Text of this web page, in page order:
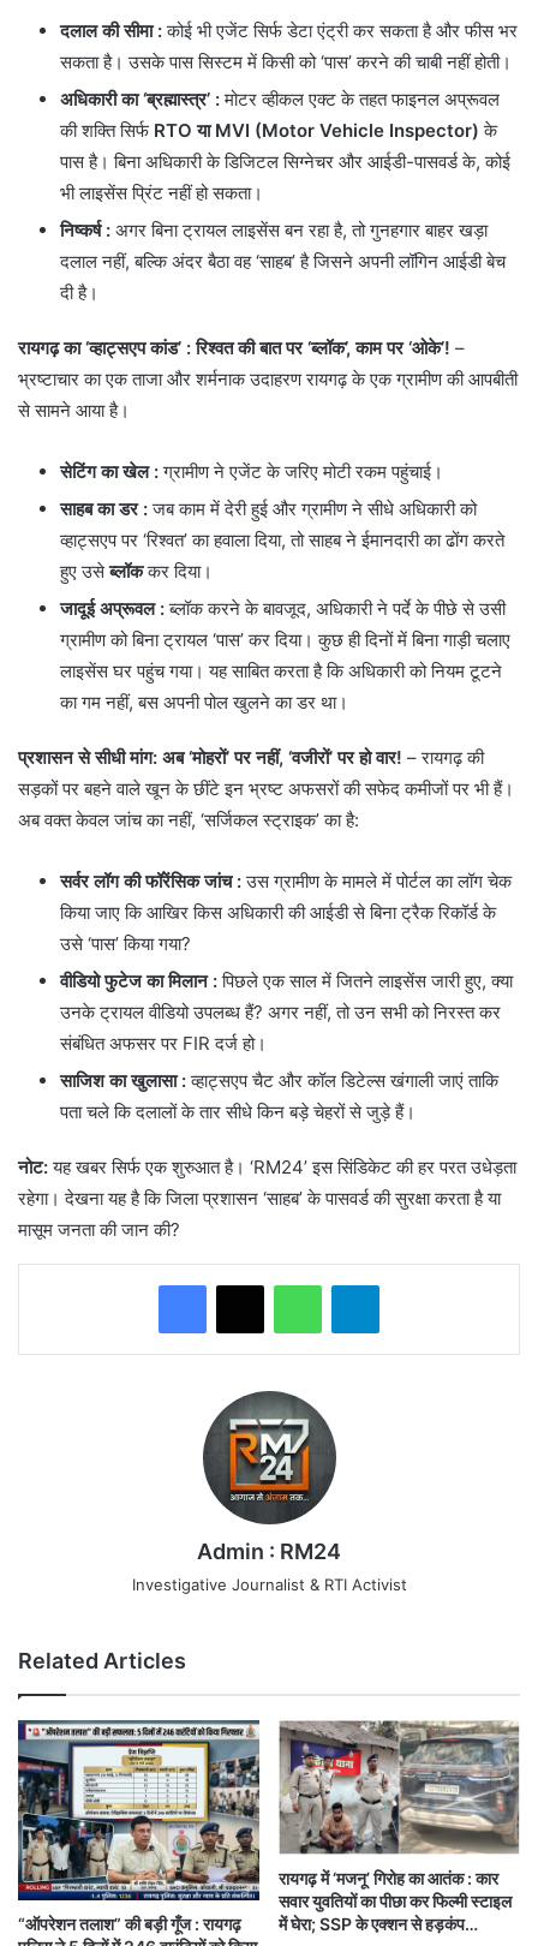
दलाल की सीमा :कोई भी एजेंट सिर्फ डेटा एंट्री कर सकता है और फीस भर
सकता है। उसके पास सिस्टम में किसी को ‘पास’ करने की चाबी नहीं होती।
अधिकारी का ‘ब्रह्मास्त्र’ :मोटर व्हीकल एक्ट के तहत फाइनल अप्रूवल
की शक्ति सिर्फ RTO या MVI (Motor Vehicle Inspector) के
पास है। बिना अधिकारी के डिजिटल सिग्नेचर और आईडी-पासवर्ड के, कोई
भी लाइसेंस प्रिंट नहीं हो सकता।
निष्कर्ष : अगर बिना ट्रायल लाइसेंस बन रहा है, तो गुनहगार बाहर खड़ा
दलाल नहीं, बल्कि अंदर बैठा वह ‘साहब’ है जिसने अपनी लॉगिन आईडी बेच
दी है।
रायगढ़ का ‘व्हाट्सएप कांड’ : रिश्वत की बात पर ‘ब्लॉक’, काम पर ‘ओके’! –
भ्रष्टाचार का एक ताजा और शर्मनाक उदाहरण रायगढ़ के एक ग्रामीण की आपबीती
से सामने आया है।
सेटिंग का खेल :ग्रामीण ने एजेंट के जरिए मोटी रकम पहुंचाई।
साहब का डर :जब काम में देरी हुई और ग्रामीण ने सीधे अधिकारी को
व्हाट्सएप पर ‘रिश्वत’ का हवाला दिया, तो साहब ने ईमानदारी का ढोंग करते
हुए उसेब्लॉककर दिया।
जादूई अप्रूवल :ब्लॉक करने के बावजूद, अधिकारी ने पर्दे के पीछे से उसी
ग्रामीण को बिना ट्रायल ‘पास’ कर दिया। कुछ ही दिनों में बिना गाड़ी चलाए
लाइसेंस घर पहुंच गया। यह साबित करता है कि अधिकारी को नियम टूटने
का गम नहीं, बस अपनी पोल खुलने का डर था।
प्रशासन से सीधी मांग: अब ‘मोहरों’ पर नहीं, ‘वजीरों’ पर हो वार! – रायगढ़ की
सड़कों पर बहने वाले खून के छींटे इन भ्रष्ट अफसरों की सफेद कमीजों पर भी हैं।
अब वक्त केवल जांच का नहीं, ‘सर्जिकल स्ट्राइक’ का है:
सर्वर लॉग की फॉरेंसिक जांच :उस ग्रामीण के मामले में पोर्टल का लॉग चेक
किया जाए कि आखिर किस अधिकारी की आईडी से बिना ट्रैक रिकॉर्ड के
उसे ‘पास’ किया गया?
वीडियो फुटेज का मिलान :पिछले एक साल में जितने लाइसेंस जारी हुए, क्या
उनके ट्रायल वीडियो उपलब्ध हैं? अगर नहीं, तो उन सभी को निरस्त कर
संबंधित अफसर पर FIR दर्ज हो।
साजिश का खुलासा :व्हाट्सएप चैट और कॉल डिटेल्स खंगाली जाएं ताकि
पता चले कि दलालों के तार सीधे किन बड़े चेहरों से जुड़े हैं।
नोट:यह खबर सिर्फ एक शुरुआत है। ‘RM24’ इस सिंडिकेट की हर परत उधेड़ता
रहेगा। देखना यह है कि जिला प्रशासन ‘साहब’ के पासवर्ड की सुरक्षा करता है या
मासूम जनता की जान की?
WhatsAppTelegram
Admin : RM24
Investigative Journalist & RTI Activist
Related Articles
“ऑपरेशन तलाश” की बड़ी गूँज : रायगढ़
रायगढ़ में ‘मजनू’ गिरोह का आतंक : कार
सवार युवतियों का पीछा कर फिल्मी स्टाइल
में घेरा; SSP के एक्शन से हड़कंप…